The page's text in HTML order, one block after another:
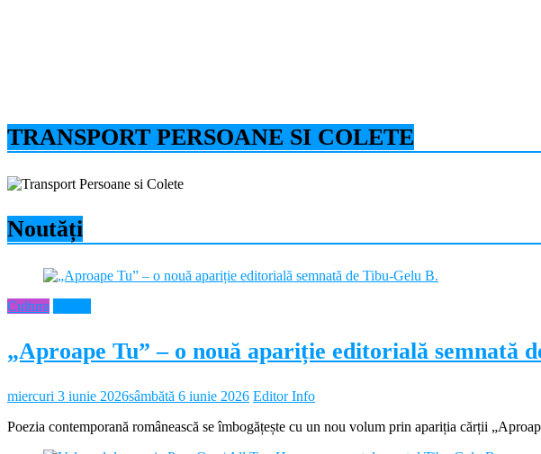
TRANSPORT PERSOANE SI COLETE
Noutăți
Cultura
„Aproape Tu” – o nouă apariție editorială semnată
miercuri 3 iunie 2026sâmbătă 6 iunie 2026 Editor Info
Poezia contemporană românească se îmbogățește cu un nou volum prin apariția cărții